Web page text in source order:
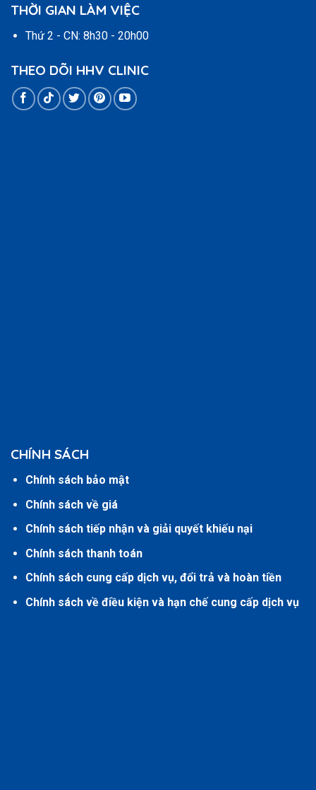
THỜI GIAN LÀM VIỆC
Thứ 2 - CN: 8h30 - 20h00
THEO DÕI HHV CLINIC
CHÍNH SÁCH
Chính sách bảo mật
Chính sách về giá
Chính sách tiếp nhận và giải quyết khiếu nại
Chính sách thanh toán
Chính sách cung cấp dịch vụ, đổi trả và hoàn tiền
Chính sách về điều kiện và hạn chế cung cấp dịch vụ